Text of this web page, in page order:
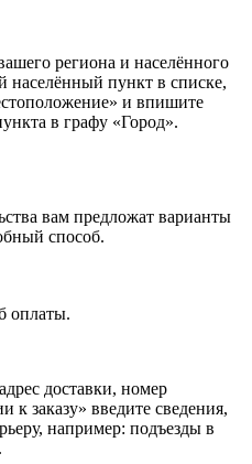
региона и населённого
пункт в списке,
и впишите
в графу «Город».
вам предложат варианты
способ.
оплаты.
доставки, номер
к заказу» введите сведения,
например: подъезды в